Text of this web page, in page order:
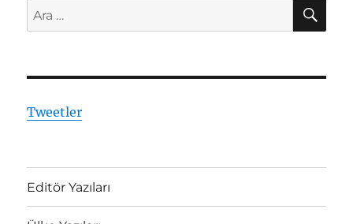
Ara:
Tweetler
Editör Yazıları